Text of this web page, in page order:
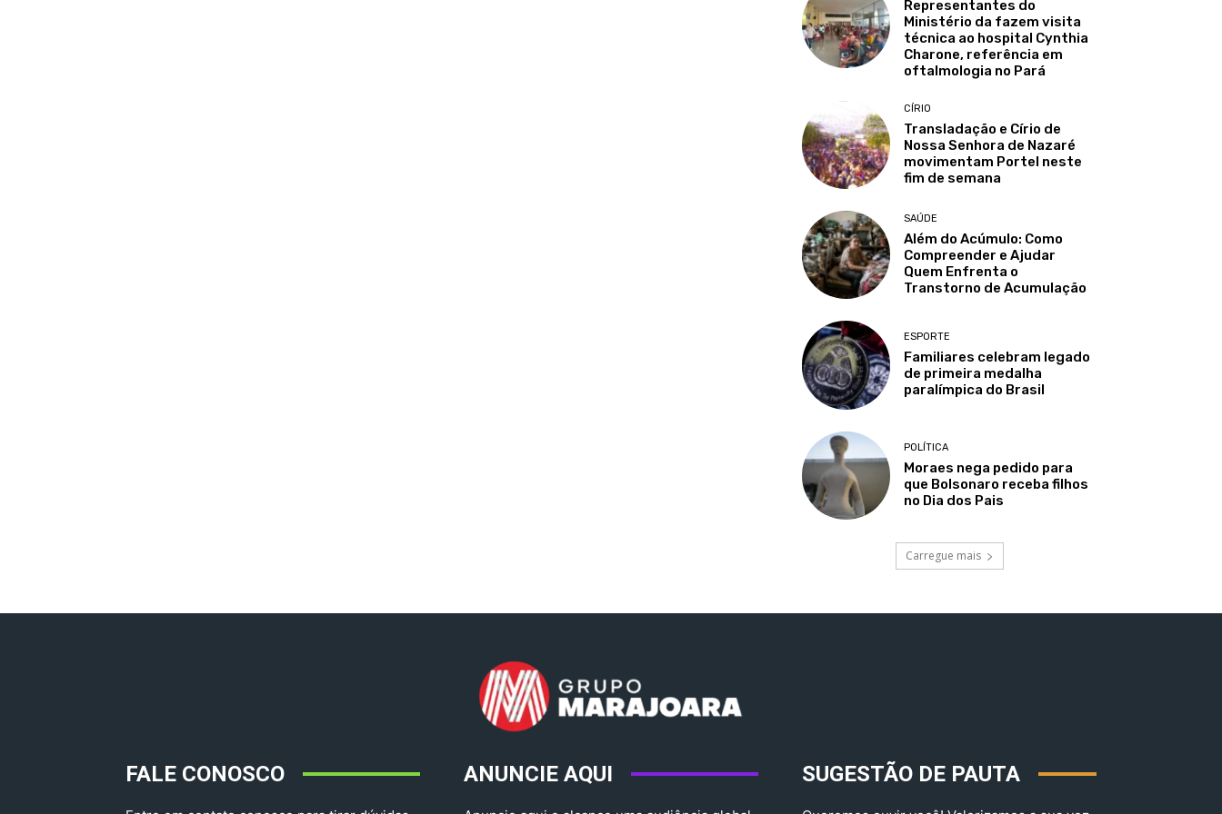
Representantes do
Ministério da fazem visita
técnica ao hospital Cynthia
Charone, referência em
oftalmologia no Pará
CÍRIO
Transladação e Círio de
Nossa Senhora de Nazaré
movimentam Portel neste
fim de semana
SAÚDE
Além do Acúmulo: Como
Compreender e Ajudar
Quem Enfrenta o
Transtorno de Acumulação
ESPORTE
Familiares celebram legado
de primeira medalha
paralímpica do Brasil
POLÍTICA
Moraes nega pedido para
que Bolsonaro receba filhos
no Dia dos Pais
Carregue mais
FALE CONOSCO ANUNCIE AQUI SUGESTÃO DE PAUTA